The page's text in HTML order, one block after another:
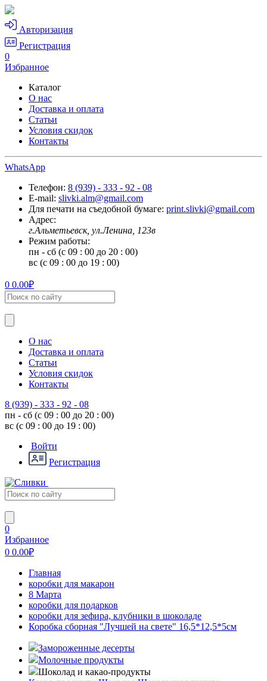
Авторизация
Регистрация
0
Избранное
Каталог
О нас
Доставка и оплата
Статьи
Условия скидок
Контакты
WhatsApp
Телефон: 8 (939) - 333 - 92 - 08
E-mail: slivki.alm@gmail.com
Для печати на съедобной бумаге: print.slivki@gmail.com
Адрес:
г.Альметьевск, ул.Ленина, 123в
Режим работы:
пн - сб (с 09 : 00 до 20 : 00)
вс (с 09 : 00 до 19 : 00)
0 0.00₽
О нас
Доставка и оплата
Статьи
Условия скидок
Контакты
8 (939) - 333 - 92 - 08
пн - сб (с 09 : 00 до 20 : 00)
вс (с 09 : 00 до 19 : 00)
Войти
Регистрация
0
Избранное
0 0.00₽
Главная
коробки для макарон
8 Марта
коробки для подарков
коробки для зефира, клубники в шоколаде
Коробка сборная "Лучшей на свете" 16,5*12,5*5см
Замороженные десерты
Молочные продукты
Шоколад и какао-продукты